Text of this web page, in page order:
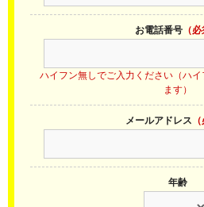
お電話番号 （必
ハイフン無しでご入力ください（ハ
ます）
メールアドレス
年齢